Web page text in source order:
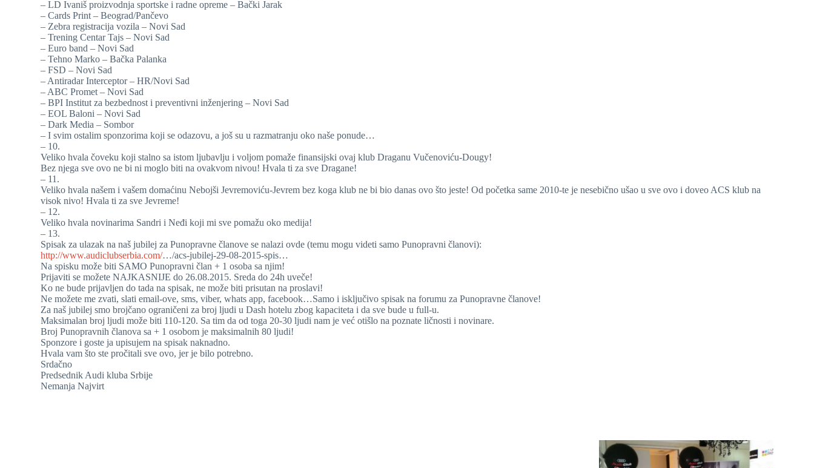
– LD Ivaniš proizvodnja sportske i radne opreme – Bački Jarak
– Cards Print – Beograd/Pančevo
– Zebra registracija vozila – Novi Sad
– Trening Centar Tajs – Novi Sad
– Euro band – Novi Sad
– Tehno Marko – Bačka Palanka
– FSD – Novi Sad
– Antiradar Interceptor – HR/Novi Sad
– ABC Promet – Novi Sad
– BPI Institut za bezbednost i preventivni inženjering – Novi Sad
– EOL Baloni – Novi Sad
– Dark Media – Sombor
– I svim ostalim sponzorima koji se odazovu, a još su u razmatranju oko naše ponude…
– 10.
Veliko hvala čoveku koji stalno sa istom ljubavlju i voljom pomaže finansijski ovaj klub Draganu Vučenoviću-Dougy!
Bez njega sve ovo ne bi ni moglo biti na ovakvom nivou! Hvala ti za sve Dragane!
– 11.
Veliko hvala našem i vašem domaćinu Nebojši Jevremoviću-Jevrem bez koga klub ne bi bio danas ovo što jeste! Od početka same 2010-te je nesebično ušao u sve ovo i doveo ACS klub na
visok nivo! Hvala ti za sve Jevreme!
– 12.
Veliko hvala novinarima Sandri i Neđi koji mi sve pomažu oko medija!
– 13.
Spisak za ulazak na naš jubilej za Punopravne članove se nalazi ovde (temu mogu videti samo Punopravni članovi):
http://www.audiclubserbia.com/…/acs-jubilej-29-08-2015-spis…
Na spisku može biti SAMO Punopravni član + 1 osoba sa njim!
Prijaviti se možete NAJKASNIJE do 26.08.2015. Sreda do 24h uveče!
Ko ne bude prijavljen do tada na spisak, ne može biti prisutan na proslavi!
Ne možete me zvati, slati email-ove, sms, viber, whats app, facebook…Samo i isključivo spisak na forumu za Punopravne članove!
Za naš jubilej smo brojčano ograničeni za broj ljudi u Dash hotelu zbog kapaciteta i da sve bude u full-u.
Maksimalan broj ljudi može biti 110-120. Sa tim da od toga 20-30 ljudi nam je već otišlo na poznate ličnosti i novinare.
Broj Punopravnih članova sa + 1 osobom je maksimalnih 80 ljudi!
Sponzore i goste ja upisujem na spisak naknadno.
Hvala vam što ste pročitali sve ovo, jer je bilo potrebno.
Srdačno
Predsednik Audi kluba Srbije
Nemanja Najvirt